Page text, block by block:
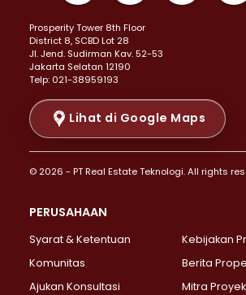
Properti Dijual di Menteng >
Properti Dijual di Senen >
Properti Dijual di Tanah Abang >
Properti Dijual di Cikini >
Properti Dijual di Kramat >
Properti Dijual di Pasar Baru >
Properti Dijual di Bendungan Hilir >
Properti Dijual di Jakarta Selatan
Properti Dijual di Lebak Bulus >
Properti Dijual di Gandaria Selatan >
Properti Dijual di Pondok Labu >
Prosperity Tower 8th Floor
District 8, SCBD Lot 28
JI. Jend. Sudirman Kav. 52-53
Jakarta Selatan 12190
Telp: 021-38959193
Lihat di Google Maps
© 2026 - PT Real Estate Teknologi. All rights
PERUSAHAAN
Syarat & Ketentuan
Kebijakan
Komunitas
Berita
Ajukan Konsultasi
Mitra Proyek